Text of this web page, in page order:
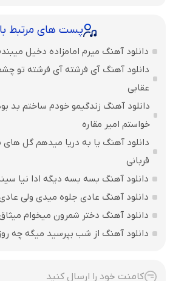
پست های مرتبط
دانلود آهنگ میرم امامزاده دخیل
دانلود آهنگ آی فرشته آی فرشته تو
عقابی
دانلود آهنگ زندگیمو خودم ساختم بد
خواستم امیر مقاره
دانلود آهنگ یا به دریا میدهم گل های
قربانی
دانلود آهنگ بسه بسه دیگه ادا نیا
دانلود آهنگ عادی جلوه میدی ولی
دانلود آهنگ دختر شمرون میخوام
دانلود آهنگ از شب بپرسید میگه چه
کامنت خود را ارسال کنید